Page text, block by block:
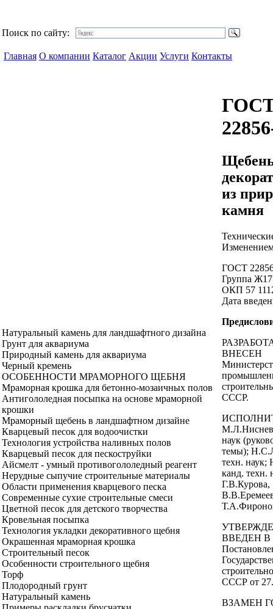
Поиск по сайту:
Главная О компании Каталог Акции Услуги Контакты
Натуральный камень для ландшафтного дизайна
Грунт для аквариума
Природный камень для аквариума
Черный кремень
ОСОБЕННОСТИ МРАМОРНОГО ЩЕБНЯ
Мраморная крошка для бетонно-мозаичных полов
Антигололедная посыпка на основе мраморной
крошки
Мраморный щебень в ландшафтном дизайне
Кварцевый песок для водоочистки
Технология устройства наливных полов
Кварцевый песок для пескоструйки
Айсмелт - умный противогололедный реагент
Нерудные сыпучие строительные материалы
Области применения кварцевого песка
Современные сухие строительные смеси
Цветной песок для детского творчества
Кровельная посыпка
Технология укладки декоративного щебня
Окрашенная мраморная крошка
Строительный песок
Особенности строительного щебня
Торф
Плодородный грунт
Натуральный камень
из
камня
ГОСТ
Группа Ж17
ОКП 57
Дата
ВНЕСЕН
СССР.
наук
темы);
техн.
канд. техн.
Г.В.Курова,
ВВЕДЕН
СССР от
ВЗАМЕН